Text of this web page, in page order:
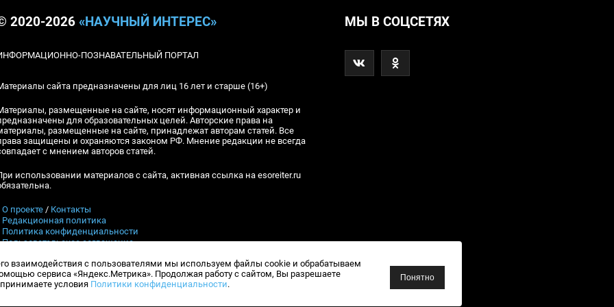
2020-2026 «НАУЧНЫЙ ИНТЕРЕС»
ПОЗНАВАТЕЛЬНЫЙ ПОРТАЛ
сайта предназначены для лиц 16 лет и старше (16+)
размещенные на сайте, носят информационный характер и
для образовательных целей. Авторские права на
размещенные на сайте, принадлежат авторам статей. Все
защищены и охраняются законом РФ. Мнение редакции не всегда
с мнением авторов статей.
использовании материалов с сайта, активная ссылка на esoreiter.ru
О проекте/ Контакты
Редакционная политика
Политика конфиденциальности
Пользовательское соглашение
esoreiter@yandex.ru, Гл.ред.: А.В.Шебловинский
редакции:+7 (917) 398-10-94
МЫ В СОЦСЕТЯХ
взаимодействия с пользователями мы используем файлы cookie и обрабатываем
сервиса «Яндекс.Метрика». Продолжая работу с сайтом, Вы разрешаете
условия Политики конфиденциальности.
Понятно